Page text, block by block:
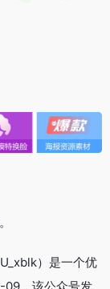
）是一个优